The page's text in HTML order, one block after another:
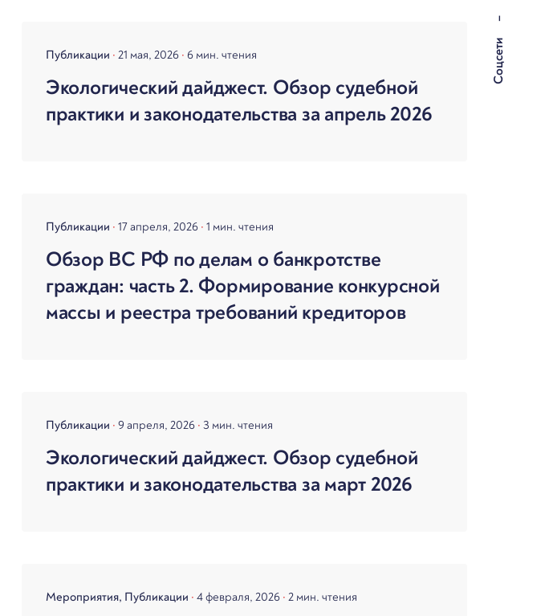
Соцсети
Публикации 21 мая, 2026 6 мин. чтения
Экологический дайджест. Обзор судебной
практики и законодательства за апрель 2026
Публикации 17 апреля, 2026 1 мин. чтения
Обзор ВС РФ по делам о банкротстве
граждан: часть 2. Формирование конкурсной
массы и реестра требований кредиторов
Публикации 9 апреля, 2026 3 мин. чтения
Экологический дайджест. Обзор судебной
практики и законодательства за март 2026
Мероприятия Публикации 4 февраля, 2026 2 мин. чтения